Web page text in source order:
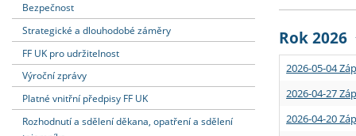
Dozvědět se více Strategie
Podpora
Podat přihlášku Učitelské
Dozvědět se více
Rigorózní
Dozvědět se více
Granty a
Dozvědět se více
Bezpečnost
Strategické a dlouhodobé záměry
FF UK pro udržitelnost
Výroční zprávy
Platné vnitřní předpisy FF UK
Rozhodnutí a sdělení děkana, opatření a sdělení
Rok 2026
2026-05-04
2026-04-27
2026-04-20